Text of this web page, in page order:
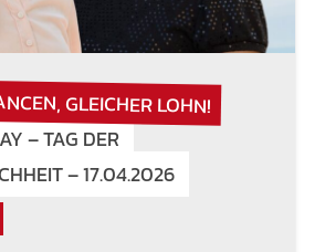
GLEICHER LOHN!
– TAG DER
– 17.04.2026